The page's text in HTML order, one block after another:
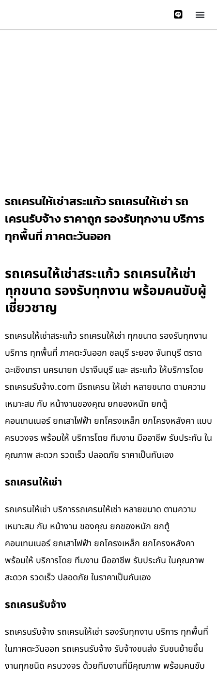
รถเครนให้เช่าสระแก้ว รถเครนให้เช่า รถ
เครนรับจ้าง ราคาถูก รองรับทุกงาน บริการ
ทุกพื้นที่ ภาคตะวันออก
รถเครนให้เช่าสระแก้ว รถเครนให้เช่า
ทุกขนาด รองรับทุกงาน พร้อมคนขับผู้
เชี่ยวชาญ
รถเครนให้เช่าสระแก้ว รถเครนให้เช่า ทุกขนาด รองรับทุกงาน
บริการ ทุกพื้นที่ ภาคตะวันออก ชลบุรี ระยอง จันทบุรี ตราด
ฉะเชิงเทรา นครนายก ปราจีนบุรี และ สระแก้ว ให้บริการโดย
รถเครนรับจ้าง.com มีรถเครน ให้เช่า หลายขนาด ตามความ
เหมาะสม กับ หน้างานของคุณ ยกของหนัก ยกตู้
คอนเทนเนอร์ ยกเสาไฟฟ้า ยกโครงเหล็ก ยกโครงหลังคา แบบ
ครบวงจร พร้อมให้ บริการโดย ทีมงาน มืออาชีพ รับประกัน ใน
คุณภาพ สะดวก รวดเร็ว ปลอดภัย ราคาเป็นกันเอง
รถเครนให้เช่า
รถเครนให้เช่า บริการรถเครนให้เช่า หลายขนาด ตามความ
เหมาะสม กับ หน้างาน ของคุณ ยกของหนัก ยกตู้
คอนเทนเนอร์ ยกเสาไฟฟ้า ยกโครงเหล็ก ยกโครงหลังคา
พร้อมให้ บริการโดย ทีมงาน มืออาชีพ รับประกัน ในคุณภาพ
สะดวก รวดเร็ว ปลอดภัย ในราคาเป็นกันเอง
รถเครนรับจ้าง
รถเครนรับจ้าง รถเครนให้เช่า รองรับทุกงาน บริการ ทุกพื้นที่
ในภาคตะวันออก รถเครนรับจ้าง รับจ้างขนส่ง รับขนย้ายชิ้น
งานทุกชนิด ครบวงจร ด้วยทีมงานที่มีคุณภาพ พร้อมคนขับ